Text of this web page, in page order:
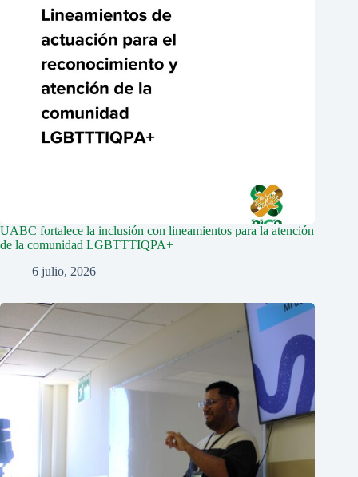
UABC fortalece la inclusión con lineamientos para la atención
de la comunidad LGBTTTIQPA+
6 julio, 2026